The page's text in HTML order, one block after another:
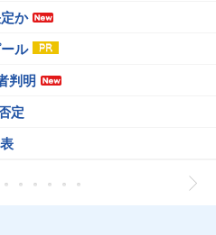
か
ル
判明
定